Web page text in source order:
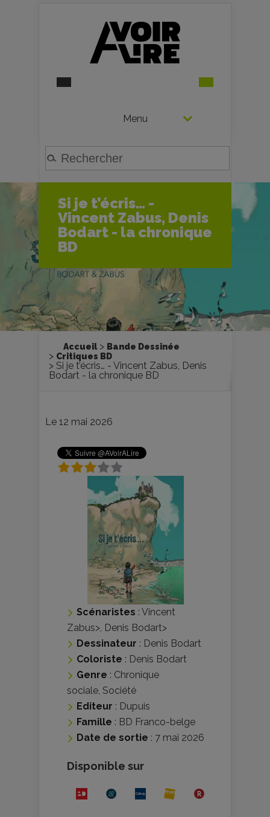
Menu
Si je t’écris… -
Vincent Zabus, Denis
Bodart - la chronique
BD
Accueil
Bande Dessinée
Critiques BD
Si je t’écris… - Vincent Zabus, Denis
Bodart - la chronique BD
Le 12 mai 2026
Scénaristes : Vincent
Zabus>, Denis Bodart>
Dessinateur : Denis Bodart
Coloriste : Denis Bodart
Genre : Chronique
sociale, Société
Editeur : Dupuis
Famille : BD Franco-belge
Date de sortie : 7 mai 2026
Disponible sur